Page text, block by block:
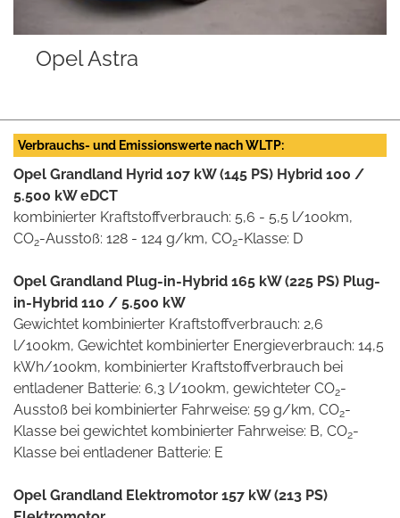
Verbrauchs- und Emissionswerte nach WLTP:
Opel Grandland Hyrid 107 kW (145 PS) Hybrid 100 /
5.500 kW eDCT
kombinierter Kraftstoffverbrauch: 5,6 - 5,5 l/100km,
CO2-Ausstoß: 128 - 124 g/km, CO2-Klasse: D
Opel Grandland Plug-in-Hybrid 165 kW (225 PS) Plug-
in-Hybrid 110 / 5.500 kW
Gewichtet kombinierter Kraftstoffverbrauch: 2,6
l/100km, Gewichtet kombinierter Energieverbrauch: 14,5
kWh/100km, kombinierter Kraftstoffverbrauch bei
entladener Batterie: 6,3 l/100km, gewichteter CO2-
Ausstoß bei kombinierter Fahrweise: 59 g/km, CO2-
Klasse bei gewichtet kombinierter Fahrweise: B, CO2-
Klasse bei entladener Batterie: E
Opel Grandland Elektromotor 157 kW (213 PS)